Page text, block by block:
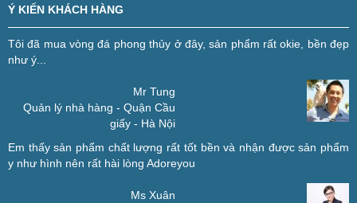
Ý KIẾN KHÁCH HÀNG
Tôi đã mua vòng đá phong thủy ở đây, sản phẩm rất okie, bền đẹp
như ý...
Mr Tung
Quản lý nhà hàng - Quận Cầu
giấy - Hà Nội
Em thấy sản phẩm chất lượng rất tốt bền và nhận được sản phẩm
y như hình nên rất hài lòng Adoreyou
Ms Xuân